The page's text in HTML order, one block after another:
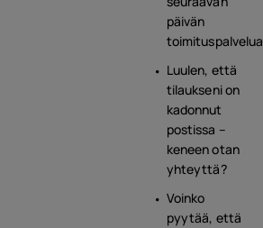
päivän
Luulen, että
tilaukseni on
kadonnut
postissa –
keneen otan
yhteyttä?
Voinko
pyytää, että